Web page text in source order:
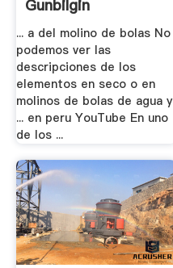
Gunbilgin
... a del molino de bolas No
podemos ver las
descripciones de los
elementos en seco o en
molinos de bolas de agua y
... en peru YouTube En uno
de los ...